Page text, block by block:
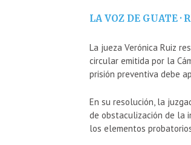
LA VOZ DE GUATE ·
La jueza Verónica Ruiz
circular emitida por la
prisión preventiva debe
En su resolución, la
de obstaculización de la
los elementos